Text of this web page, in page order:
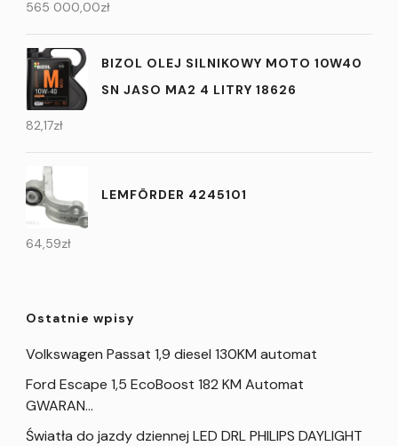
565 000,00zł
BIZOL OLEJ SILNIKOWY MOTO 10W40
SN JASO MA2 4 LITRY 18626
82,17zł
LEMFÖRDER 4245101
64,59zł
Ostatnie wpisy
Volkswagen Passat 1,9 diesel 130KM automat
Ford Escape 1,5 EcoBoost 182 KM Automat
GWARAN…
Światła do jazdy dziennej LED DRL PHILIPS DAYLIGHT